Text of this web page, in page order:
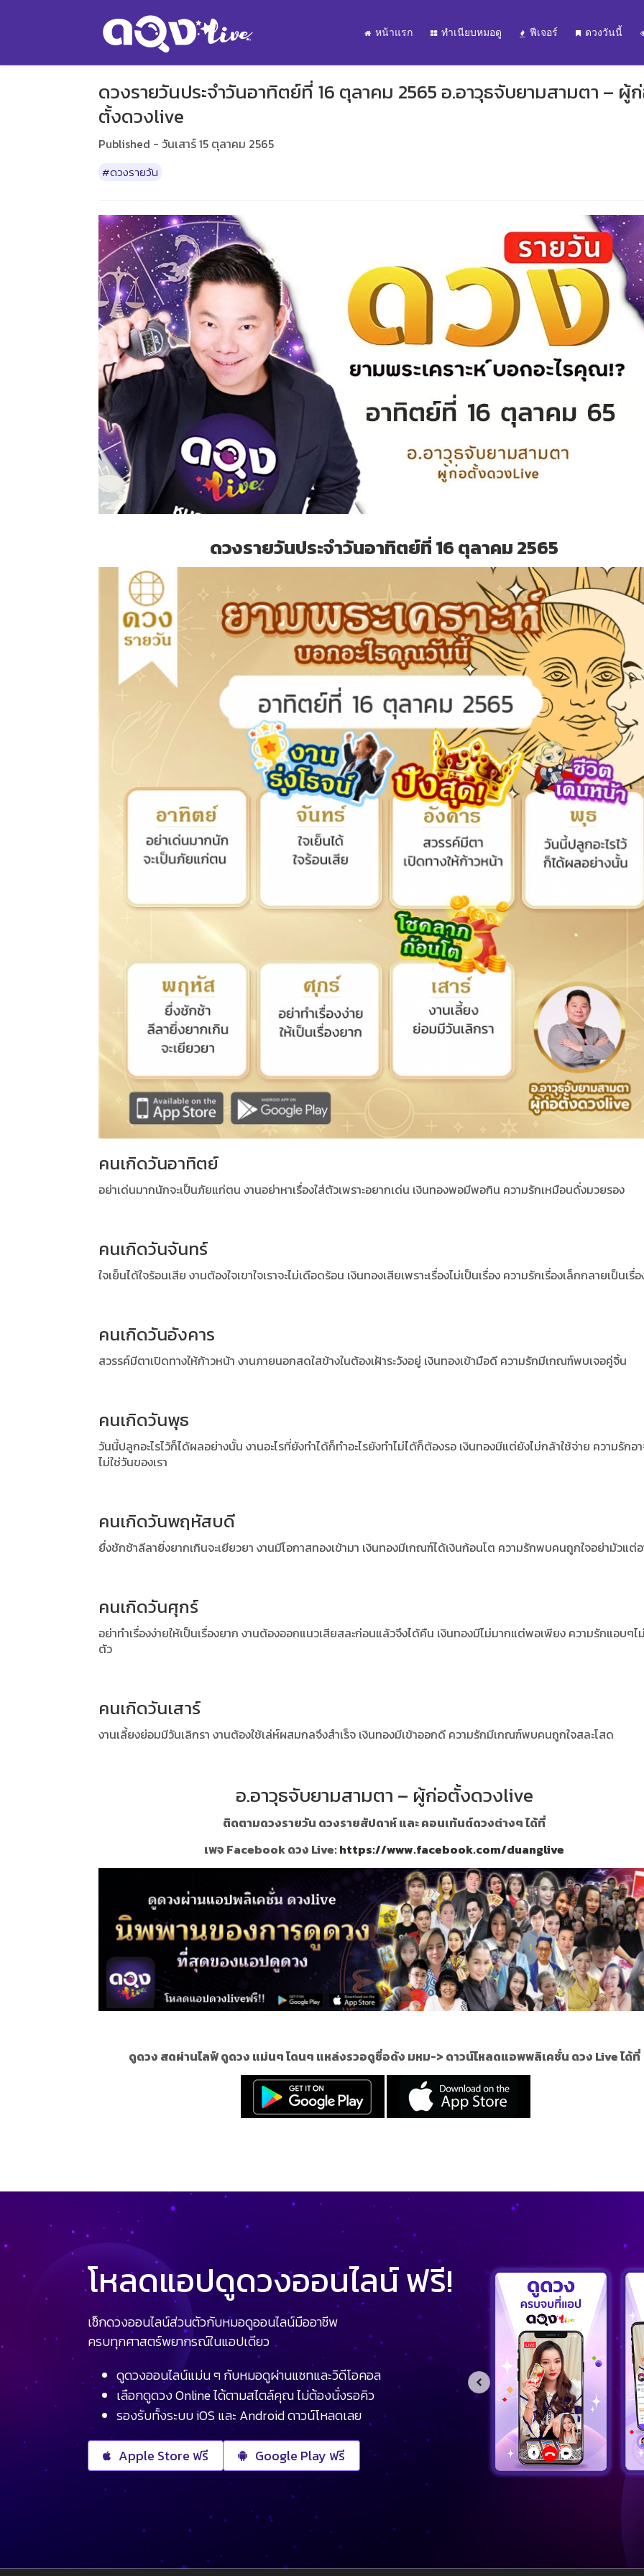
หน้าแรก ทำเนียบหมอดู ฟีเจอร์ ดวงวันนี้
ดวงรายวันประจำวันอาทิตย์ที่ 16 ตุลาคม 2565 อ.อาวุธจับยามสามตา – ผู้
ตั้งดวงlive
Published - วันเสาร์ 15 ตุลาคม 2565
#ดวงรายวัน
ดวงรายวันประจำวันอาทิตย์ที่ 16 ตุลาคม 2565
คนเกิดวันอาทิตย์
อย่าเด่นมากนักจะเป็นภัยแก่ตน งานอย่าหาเรื่องใส่ตัวเพราะอยากเด่น เงินทองพอมีพอกิน ความรักเหมือนดั่งมวยรอง
คนเกิดวันจันทร์
ใจเย็นได้ใจร้อนเสีย งานต้องใจเขาใจเราจะไม่เดือดร้อน เงินทองเสียเพราะเรื่องไม่เป็นเรื่อง ความรักเรื่องเล็กกลายเป็นเรื่
คนเกิดวันอังคาร
สวรรค์มีตาเปิดทางให้ก้าวหน้า งานภายนอกสดใสข้างในต้องเฝ้าระวังอยู่ เงินทองเข้ามือดี ความรักมีเกณฑ์พบเจอคู่จิ้น
คนเกิดวันพุธ
วันนี้ปลูกอะไรไว้ก็ได้ผลอย่างนั้น งานอะไรที่ยังทำได้ก็ทำอะไรยังทำไม่ได้ก็ต้องรอ เงินทองมีแต่ยังไม่กล้าใช้จ่าย ความรักอา
ไม่ใช่วันของเรา
คนเกิดวันพฤหัสบดี
ยื่งชักช้าลีลายิ่งยากเกินจะเยียวยา งานมีโอกาสทองเข้ามา เงินทองมีเกณฑ์ได้เงินก้อนโต ความรักพบคนถูกใจอย่ามัวแต่
คนเกิดวันศุกร์
อย่าทำเรื่องง่ายให้เป็นเรื่องยาก งานต้องออกแนวเสียสละก่อนแล้วจึงได้คืน เงินทองมีไม่มากแต่พอเพียง ความรักแอบๆไ
ตัว
คนเกิดวันเสาร์
งานเลี้ยงย่อมมีวันเลิกรา งานต้องใช้เล่ห์ผสมกลจึงสำเร็จ เงินทองมีเข้าออกดี ความรักมีเกณฑ์พบคนถูกใจสละโสด
อ.อาวุธจับยามสามตา – ผู้ก่อตั้งดวงlive
ติดตามดวงรายวัน ดวงรายสัปดาห์ และ คอนเท้นต์ดวงต่างๆ ได้ที่
เพจ Facebook ดวง Live:https://www.facebook.com/duanglive
ดูดวง สดผ่านไลฟ์ ดูดวง แม่นๆ โดนๆ แหล่งรวอดูชื่อดัง มหม-> ดาวน์โหลดแอพพลิเคชั่น ดวง Live ได้ที่
โหลดแอปดูดวงออนไลน์ ฟรี!
เช็กดวงออนไลน์ส่วนตัวกับหมอดูออนไลน์มืออาชีพ
ครบทุกศาสตร์พยากรณ์ในแอปเดียว
ดูดวงออนไลน์แม่น ๆ กับหมอดูผ่านแชทและวิดีโอคอล
เลือกดูดวง Online ได้ตามสไตล์คุณ ไม่ต้องนั่งรอคิว
รองรับทั้งระบบ iOS และ Android ดาวน์โหลดเลย
Apple Store ฟรี Google Play ฟรี